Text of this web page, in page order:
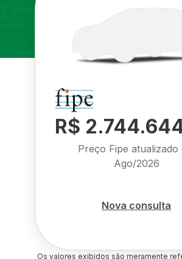
R$
Preço Fipe atualizado
Ago/2026
Nova consulta
Os valores exibidos são meramente